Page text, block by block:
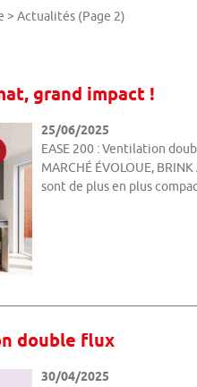
> Actualités (Page 2)
grand impact !
25/06/2025
EASE 200 : Ventilation
MARCHÉ ÉVOLOUE,
sont de plus en plus
double flux
30/04/2025